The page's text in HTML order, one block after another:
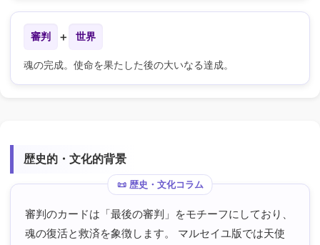
審判 ＋ 世界
魂の完成。使命を果たした後の大いなる達成。
歴史的・文化的背景
審判のカードは「最後の審判」をモチーフにしており、
魂の復活と救済を象徴します。 マルセイユ版では天使